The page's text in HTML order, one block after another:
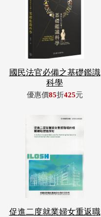
國民法官必備之基礎鑑識
科學
優惠價85折425元
促進二度就業婦女重返職